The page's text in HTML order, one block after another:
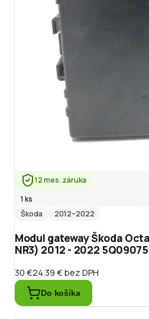
12 mes. záruka
1 ks
Škoda
2012–2022
Modul gateway Škoda
NR3) 2012 - 2022
30 €24.39 €bez DPH
Do košíka